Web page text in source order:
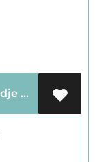
Voeg toe aan mijn winkelmandje